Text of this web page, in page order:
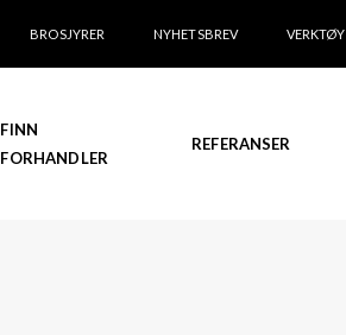
BROSJYRER NYHETSBREV VERKTØY
FINN
FORHANDLER
REFERANSER